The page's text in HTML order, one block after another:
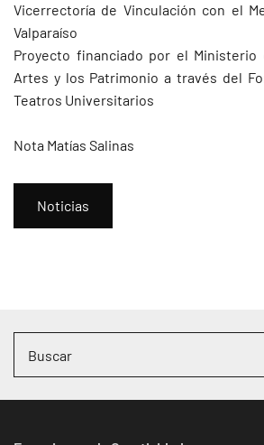
Vicerrectoría de Vinculación con el
Valparaíso
Proyecto financiado por el Ministerio
Artes y los Patrimonio a través del
Teatros Universitarios
Nota Matías Salinas
Noticias